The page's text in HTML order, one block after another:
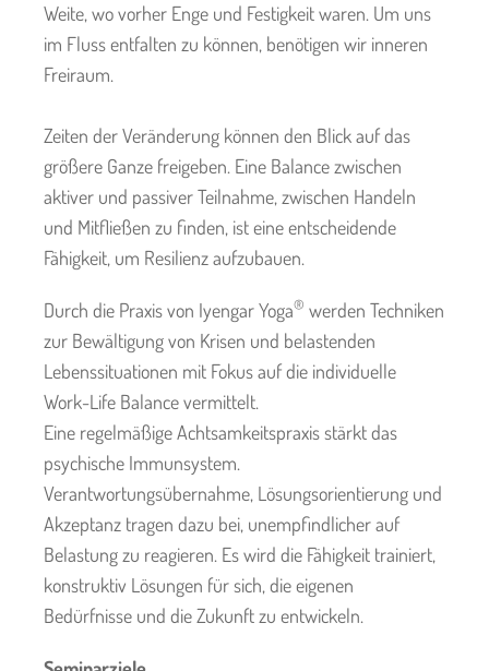
Weite, wo vorher Enge und Festigkeit waren. Um uns
im Fluss entfalten zu können, benötigen wir inneren
Freiraum.
Zeiten der Veränderung können den Blick auf das
größere Ganze freigeben. Eine Balance zwischen
aktiver und passiver Teilnahme, zwischen Handeln
und Mitfließen zu finden, ist eine entscheidende
Fähigkeit, um Resilienz aufzubauen.
Durch die Praxis von Iyengar Yoga® werden Techniken
zur Bewältigung von Krisen und belastenden
Lebenssituationen mit Fokus auf die individuelle
Work-Life Balance vermittelt.
Eine regelmäßige Achtsamkeitspraxis stärkt das
psychische Immunsystem.
Verantwortungsübernahme, Lösungsorientierung und
Akzeptanz tragen dazu bei, unempfindlicher auf
Belastung zu reagieren. Es wird die Fähigkeit trainiert,
konstruktiv Lösungen für sich, die eigenen
Bedürfnisse und die Zukunft zu entwickeln.